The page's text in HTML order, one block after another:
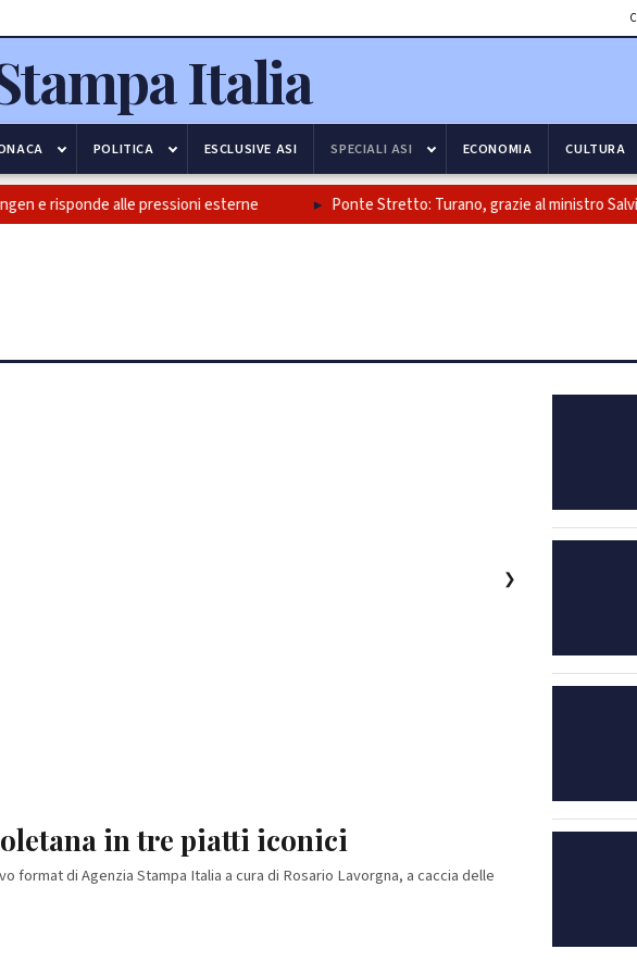
POLITICA ESCLUSIVE ASI SPECIALI ASI ECONOMIA CULTURA
alle pressioni esterne Ponte Stretto: Turano, grazie al ministro Salvini e
❯
in tre piatti iconici
format di Agenzia Stampa Italia a cura di Rosario Lavorgna, a caccia delle
il grand tour del saper fare
del saper fare Campano Di Rosario Lavorgna